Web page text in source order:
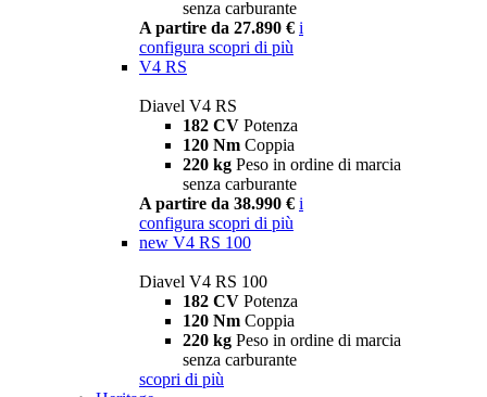
senza carburante
A partire da 27.890 € i
configura scopri di più
V4 RS
Diavel V4 RS
182 CV Potenza
120 Nm Coppia
220 kg Peso in ordine di marcia
senza carburante
A partire da 38.990 € i
configura scopri di più
new V4 RS 100
Diavel V4 RS 100
182 CV Potenza
120 Nm Coppia
220 kg Peso in ordine di marcia
senza carburante
scopri di più